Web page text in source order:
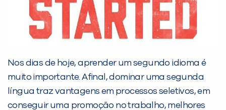
Nos dias de hoje, aprender um segundo idioma é
muito importante. Afinal, dominar uma segunda
língua traz vantagens em processos seletivos, em
conseguir uma promoção no trabalho, melhores